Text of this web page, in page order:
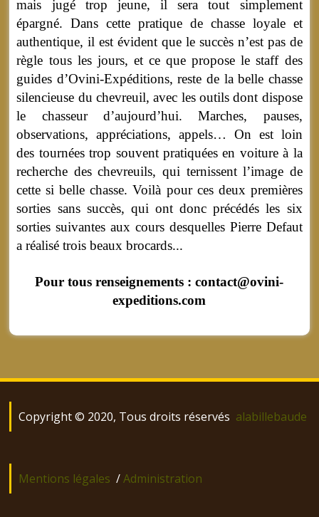
mais jugé trop jeune, il sera tout simplement
épargné. Dans cette pratique de chasse loyale et
authentique, il est évident que le succès n’est pas de
règle tous les jours, et ce que propose le staff des
guides d’Ovini-Expéditions, reste de la belle chasse
silencieuse du chevreuil, avec les outils dont dispose
le chasseur d’aujourd’hui. Marches, pauses,
observations, appréciations, appels… On est loin
des tournées trop souvent pratiquées en voiture à la
recherche des chevreuils, qui ternissent l’image de
cette si belle chasse. Voilà pour ces deux premières
sorties sans succès, qui ont donc précédés les six
sorties suivantes aux cours desquelles Pierre Defaut
a réalisé trois beaux brocards...
Pour tous renseignements : contact@ovini-
expeditions.com
Copyright © 2020, Tous droits réservés alabillebaude
Mentions légales /Administration